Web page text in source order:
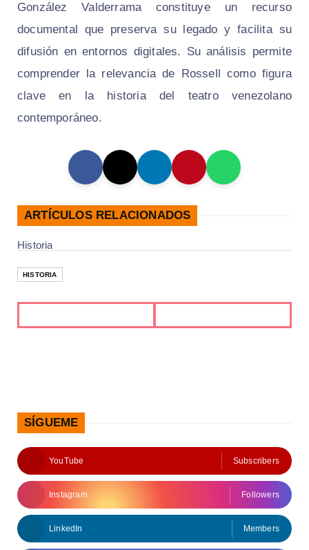
González Valderrama constituye un recurso
documental que preserva su legado y facilita su
difusión en entornos digitales. Su análisis permite
comprender la relevancia de Rossell como figura
clave en la historia del teatro venezolano
contemporáneo.
ARTÍCULOS RELACIONADOS
Historia
HISTORIA
SÍGUEME
YouTube Subscribers
Instagram Followers
LinkedIn Members